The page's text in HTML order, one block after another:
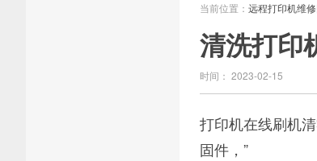
当前位置： 远程打印机维
清洗打印
时间： 2023-02-15
打印机在线刷机
固件，”